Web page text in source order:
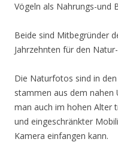
Vögeln als Nahrungs-und
Beide sind Mitbegründer
Jahrzehnten für den
Die Naturfotos sind in
stammen aus dem nahen
man auch im hohen Alter
und eingeschränkter
Kamera einfangen kann.